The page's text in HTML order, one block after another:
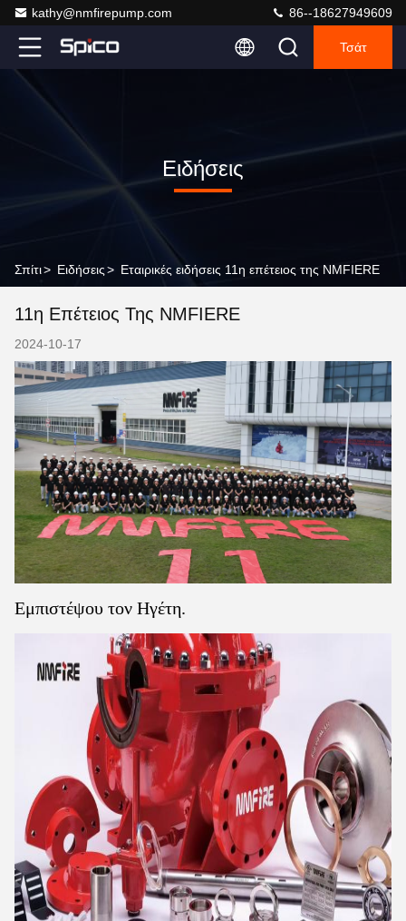
kathy@nmfirepump.com 86--18627949609
Τσάτ
Ειδήσεις
Σπίτι> Ειδήσεις> Εταιρικές ειδήσεις 11η επέτειος της NMFIERE
11η Επέτειος Της NMFIERE
2024-10-17
Εμπιστέψου τον Ηγέτη.